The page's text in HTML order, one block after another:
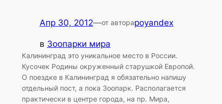
Апр 30, 2012—от автораpoyandex
в Зоопарки мира
Калининград это уникальное место в России.
Кусочек Родины окруженный старушкой Европой.
О поездке в Калининград я обязательно напишу
отдельный пост, а пока Зоопарк. Располагается
практически в центре города, на пр. Мира,